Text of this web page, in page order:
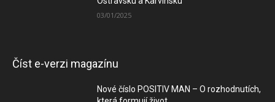
03/01/2025
Číst e-verzi magazínu
Nové číslo POSITIV MAN – O rozhodnutích,